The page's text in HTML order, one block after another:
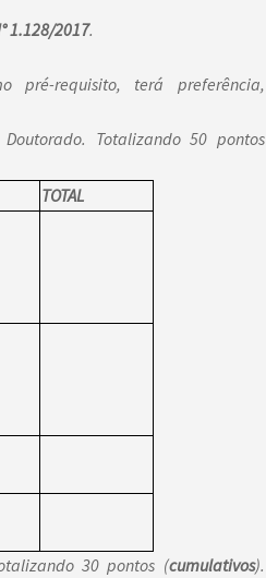
1.128/2017.
pré-requisito, terá preferência,
Totalizando 50 pontos
TOTAL
30 pontos (cumulativos).